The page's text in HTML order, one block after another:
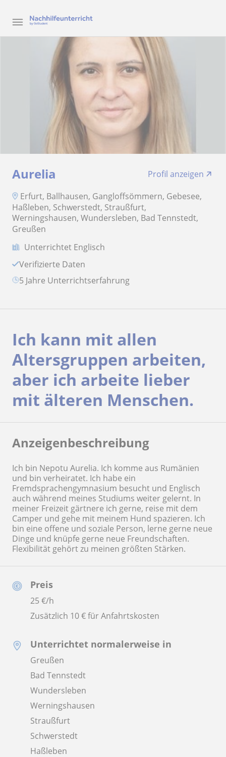
Aurelia
Profil anzeigen
Erfurt, Ballhausen, Gangloffsömmern, Gebesee,
Haßleben, Schwerstedt, Straußfurt,
Werningshausen, Wundersleben, Bad Tennstedt,
Greußen
Unterrichtet Englisch
Verifizierte Daten
5 Jahre Unterrichtserfahrung
Preis
25€/h
Zusätzlich 10 € für Anfahrtskosten
Unterrichtet normalerweise in
Greußen
Bad Tennstedt
Wundersleben
Werningshausen
Straußfurt
Schwerstedt
Haßleben
Ich kann mit allen
Altersgruppen arbeiten,
aber ich arbeite lieber
mit älteren Menschen.
Anzeigenbeschreibung
Ich bin Nepotu Aurelia. Ich komme aus Rumänien
und bin verheiratet. Ich habe ein
Fremdsprachengymnasium besucht und Englisch
auch während meines Studiums weiter gelernt. In
meiner Freizeit gärtnere ich gerne, reise mit dem
Camper und gehe mit meinem Hund spazieren. Ich
bin eine offene und soziale Person, lerne gerne neue
Dinge und knüpfe gerne neue Freundschaften.
Flexibilität gehört zu meinen größten Stärken.